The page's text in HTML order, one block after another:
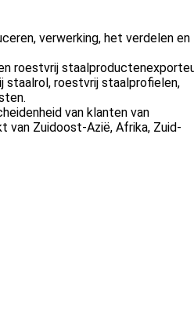
verwerking, het verdelen en
roestvrij
staalrol, roestvrij staalprofielen,
van klanten van
van Zuidoost-Azië, Afrika, Zuid-